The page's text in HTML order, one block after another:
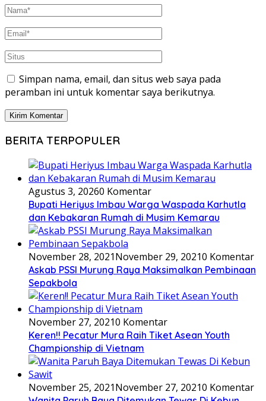
Simpan nama, email, dan situs web saya pada
peramban ini untuk komentar saya berikutnya.
BERITA TERPOPULER
Agustus 3, 20260 Komentar
Bupati Heriyus Imbau Warga Waspada Karhutla
dan Kebakaran Rumah di Musim Kemarau
November 28, 2021November 29, 20210 Komentar
Askab PSSI Murung Raya Maksimalkan Pembinaan
Sepakbola
November 27, 20210 Komentar
Keren!! Pecatur Mura Raih Tiket Asean Youth
Championship di Vietnam
November 25, 2021November 27, 20210 Komentar